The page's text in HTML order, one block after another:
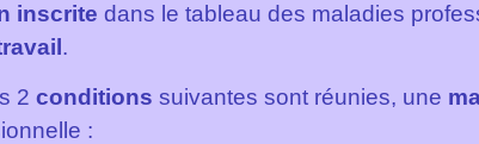
inscrite dans le tableau des maladies
.
2 conditions suivantes sont réunies, une
: